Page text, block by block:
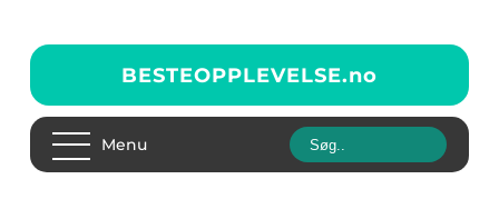
BESTEOPPLEVELSE.no
Menu